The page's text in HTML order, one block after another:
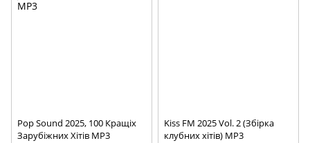
Pop Sound 2025, 100 Кращіх
Зарубіжних Хітів MP3
Kiss FM 2025 Vol. 2 (Збірка
клубних хітів) MP3